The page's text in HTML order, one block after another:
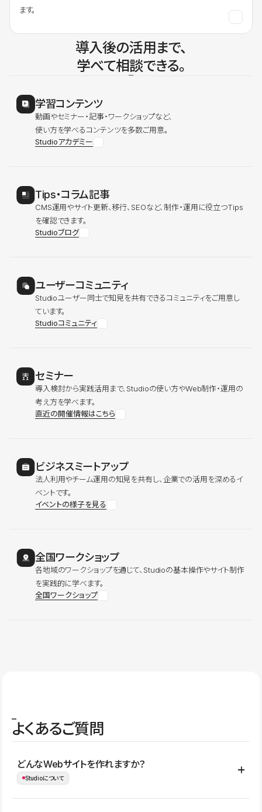
ます。
導入後の活用まで、
学べて相談できる。
学習コンテンツ
動画やセミナー・記事・ワークショップなど、
使い方を学べるコンテンツを多数ご用意。
Studioアカデミー
Tips・コラム記事
CMS運用やサイト更新、移行、SEOなど、制作・運用に役立つTips
を確認できます。
Studioブログ
ユーザーコミュニティ
Studioユーザー同士で知見を共有できるコミュニティをご用意し
ています。
Studioコミュニティ
セミナー
導入検討から実践活用まで、Studioの使い方やWeb制作・運用の
考え方を学べます。
直近の開催情報はこちら
ビジネスミートアップ
法人利用やチーム運用の知見を共有し、企業での活用を深めるイ
ベントです。
イベントの様子を見る
全国ワークショップ
各地域のワークショップを通じて、Studioの基本操作やサイト制作
を実践的に学べます。
全国ワークショップ
よくあるご質問
どんなWebサイトを作れますか？
Studioについて